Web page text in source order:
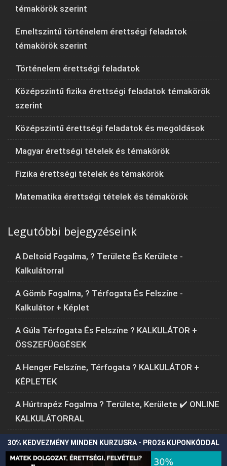
30% KEDVEZMÉNY MINDEN KURZUSRA - PRO26 KUPONKÓDDAL
témakörök szerint
Emeltszintű történelem érettségi feladatok
témakörök szerint
Történelem érettségi feladatok
Középszintű fizika érettségi feladatok témakörök
szerint
Középszintű érettségi feladatok és megoldások
Magyar érettségi tételek és témakörök
Fizika érettségi tételek és témakörök
Matematika érettségi tételek és témakörök
Legutóbbi bejegyzéseink
A Deltoid Fogalma, ? Területe És Kerülete -
Kalkulátorral
A Gömb Fogalma, ? Térfogata És Felszíne -
Kalkulátor + Képlet
A Gúla Térfogata És Felszíne ? KALKULÁTOR +
ÖSSZEFÜGGÉSEK
A Henger Felszíne, Térfogata ? KALKULÁTOR +
KÉPLETEK
A Húrtrapéz Fogalma ? Területe, Kerülete ✔️ ONLINE
KALKULÁTORRAL